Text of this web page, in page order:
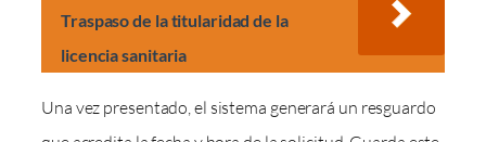
Traspaso de la titularidad de la
licencia sanitaria
Una vez presentado, el sistema generará un resguardo